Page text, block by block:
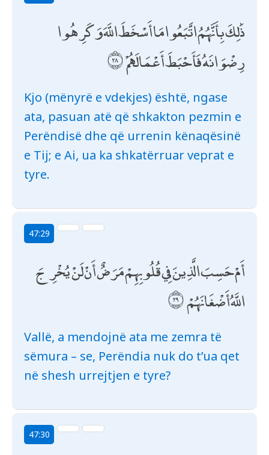
ذَٰلِكَ بِأَنَّهُمُ اتَّبَعُوا مَا أَسْخَطَ اللَّهَ وَكَرِهُوا
رِضْوَانَهُ فَأَحْبَطَ أَعْمَالَهُمْ
Kjo (mënyrë e vdekjes) është, ngase
ata, pasuan atë që shkakton pezmin e
Perëndisë dhe që urrenin kënaqësinë
e Tij; e Ai, ua ka shkatërruar veprat e
tyre.
47:29
أَمْ حَسِبَ الَّذِينَ فِي قُلُوبِهِمْ مَرَضٌ أَنْ لَنْ يُخْرِجَ
اللَّهُ أَضْغَانَهُمْ
Vallë, a mendojnë ata me zemra të
sëmura – se, Perëndia nuk do t’ua qet
në shesh urrejtjen e tyre?
47:30